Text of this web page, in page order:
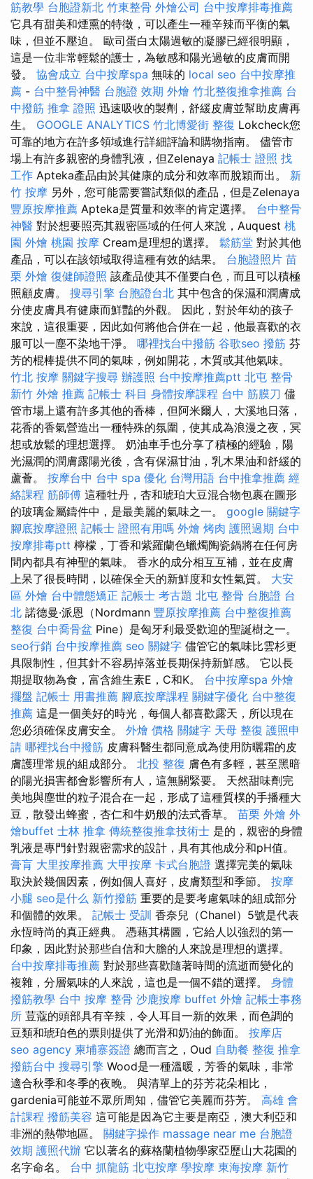
筋教學 台胞證新北 竹東整骨 外燴公司 台中按摩排毒推薦
它具有甜美和煙熏的特徵，可以產生一種辛辣而平衡的氣
味，但並不壓迫。 歐司蛋白太陽過敏的凝膠已經很明顯，
這是一位非常輕鬆的護士，為敏感和陽光過敏的皮膚而開
發。 協會成立 台中按摩spa 無味的 local seo 台中按摩推
薦 - 台中整骨神醫 台胞證 效期 外燴 竹北整復推拿推薦 台
中撥筋 推拿 證照 迅速吸收的製劑，舒緩皮膚並幫助皮膚再
生。 GOOGLE ANALYTICS 竹北博愛街 整復 Lokcheck您
可靠的地方在許多領域進行詳細評論和購物指南。 儘管市
場上有許多親密的身體乳液，但Zelenaya 記帳士 證照 找
工作 Apteka產品由於其健康的成分和效率而脫穎而出。 新
竹 按摩 另外，您可能需要嘗試類似的產品，但是Zelenaya
豐原按摩推薦 Apteka是質量和效率的肯定選擇。 台中整骨
神醫 對於想要照亮其親密區域的任何人來說，Auquest 桃
園 外燴 桃園 按摩 Cream是理想的選擇。 鬆筋堂 對於其他
產品，可以在該領域取得這種有效的結果。 台胞證照片 苗
栗 外燴 復健師證照 該產品使其不僅要白色，而且可以積極
照顧皮膚。 搜尋引擎 台胞證台北 其中包含的保濕和潤膚成
分使皮膚具有健康而鮮豔的外觀。 因此，對於年幼的孩子
來說，這很重要，因此如何將他合併在一起，他最喜歡的衣
服可以一塵不染地干淨。 哪裡找台中撥筋 谷歌seo 撥筋 芬
芳的棍棒提供不同的氣味，例如開花，木質或其他氣味。
竹北 按摩 關鍵字搜尋 辦護照 台中按摩推薦ptt 北屯 整骨
新竹 外燴 推薦 記帳士 科目 身體按摩課程 台中 筋膜刀 儘
管市場上還有許多其他的香棒，但阿米爾人，大溪地日落，
花香的香氣營造出一種特殊的氛圍，使其成為浪漫之夜，冥
想或放鬆的理想選擇。 奶油車手也分享了積極的經驗，陽
光濕潤的潤膚露陽光後，含有保濕甘油，乳木果油和舒緩的
蘆薈。 按摩台中 台中 spa 優化 台灣用語 台中推拿推薦 經
絡課程 筋師傅 這種牡丹，杏和琥珀大豆混合物包裹在圖形
的玻璃金屬鑄件中，是最美麗的氣味之一。 google 關鍵字
腳底按摩證照 記帳士 證照有用嗎 外燴 烤肉 護照過期 台中
按摩排毒ptt 檸檬，丁香和紫羅蘭色蠟燭陶瓷鍋將在任何房
間內都具有神聖的氣味。 香水的成分相互互補，並在皮膚
上呆了很長時間，以確保全天的新鮮度和女性氣質。 大安
區 外燴 台中體態矯正 記帳士 考古題 北屯 整骨 台胞證 台
北 諾德曼·派恩（Nordmann 豐原按摩推薦 台中整復推薦
整復 台中喬骨盆 Pine）是匈牙利最受歡迎的聖誕樹之一。
seo行銷 台中按摩推薦 seo 關鍵字 儘管它的氣味比雲杉更
具限制性，但其針不容易掉落並長期保持新鮮感。 它以長
期提取物為食，富含維生素E，C和K。 台中按摩spa 外燴
擺盤 記帳士 用書推薦 腳底按摩課程 關鍵字優化 台中整復
推薦 這是一個美好的時光，每個人都喜歡露天，所以現在
您必須確保皮膚安全。 外燴 價格 關鍵字 天母 整復 護照申
請 哪裡找台中撥筋 皮膚科醫生都同意成為使用防曬霜的皮
膚護理常規的組成部分。 北投 整復 膚色有多輕，甚至黑暗
的陽光損害都會影響所有人，這無關緊要。 天然甜味劑完
美地與塵世的粒子混合在一起，形成了這種質樸的手播種大
豆，散發出蜂蜜，杏仁和牛奶般的法式香草。 苗栗 外燴 外
燴buffet 士林 推拿 傳統整復推拿技術士 是的，親密的身體
乳液是專門針對親密需求的設計，具有其他成分和pH值。
膏肓 大里按摩推薦 大甲按摩 卡式台胞證 選擇完美的氣味
取決於幾個因素，例如個人喜好，皮膚類型和季節。 按摩
小腿 seo是什么 新竹撥筋 重要的是要考慮氣味的組成部分
和個體的效果。 記帳士 受訓 香奈兒（Chanel）5號是代表
永恆時尚的真正經典。 憑藉其構圖，它給人以強烈的第一
印象，因此對於那些自信和大膽的人來說是理想的選擇。
台中按摩排毒推薦 對於那些喜歡隨著時間的流逝而變化的
複雜，分層氣味的人來說，這也是一個不錯的選擇。 身體
撥筋教學 台中 按摩 整骨 沙鹿按摩 buffet 外燴 記帳士事務
所 荳蔻的頭部具有辛辣，令人耳目一新的效果，而色調的
豆類和琥珀色的票則提供了光滑和奶油的飾面。 按摩店
seo agency 柬埔寨簽證 總而言之，Oud 自助餐 整復 推拿
撥筋台中 搜尋引擎 Wood是一種溫暖，芳香的氣味，非常
適合秋季和冬季的夜晚。 與清單上的芬芳花朵相比，
gardenia可能並不眾所周知，儘管它美麗而芬芳。 高雄 會
計課程 撥筋美容 這可能是因為它主要是南亞，澳大利亞和
非洲的熱帶地區。 關鍵字操作 massage near me 台胞證
效期 護照代辦 它以著名的蘇格蘭植物學家亞歷山大花園的
名字命名。 台中 抓龍筋 北屯按摩 學按摩 東海按摩 新竹